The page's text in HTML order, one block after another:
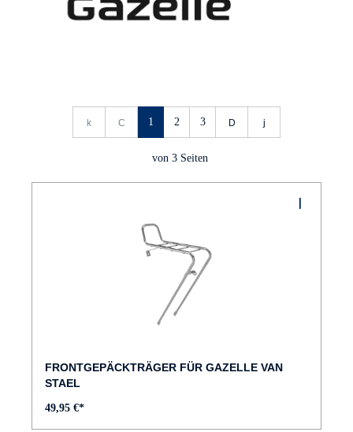
1 2 3
von 3 Seiten
FRONTGEPÄCKTRÄGER FÜR GAZELLE VAN
STAEL
49,95 €*